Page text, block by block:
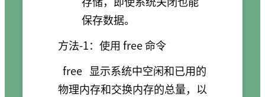
保存数据。
方法-1：使用 free 命令
free 显示系统中空闲和已用的
物理内存和交换内存的总量，以